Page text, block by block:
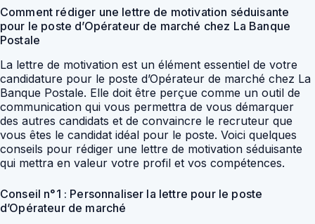
Comment rédiger une lettre de motivation séduisante
pour le poste d’Opérateur de marché chez La Banque
Postale
La lettre de motivation est un élément essentiel de votre
candidature pour le poste d’Opérateur de marché chez La
Banque Postale. Elle doit être perçue comme un outil de
communication qui vous permettra de vous démarquer
des autres candidats et de convaincre le recruteur que
vous êtes le candidat idéal pour le poste. Voici quelques
conseils pour rédiger une lettre de motivation séduisante
qui mettra en valeur votre profil et vos compétences.
Conseil n°1 : Personnaliser la lettre pour le poste
d’Opérateur de marché